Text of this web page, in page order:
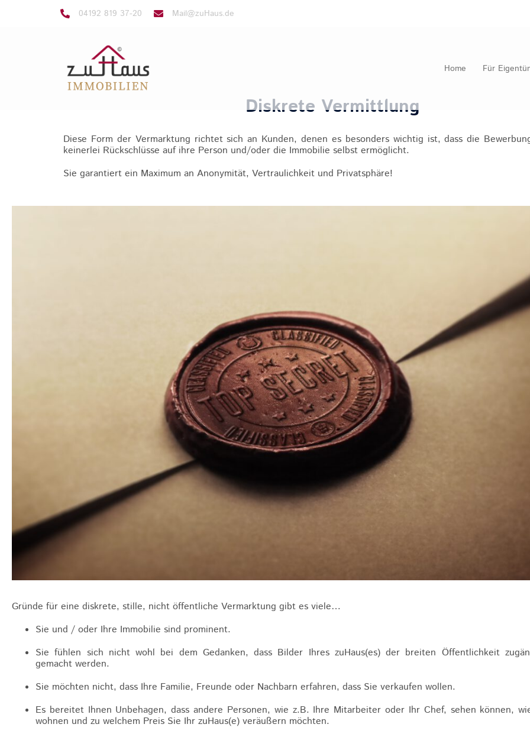
04192 819 37-20 Mail@zuHaus.de
Home Für
Diskrete Vermittlung
Diese Form der Vermarktung richtet sich an Kunden, denen es besonders wichtig ist, dass die
keinerlei Rückschlüsse auf ihre Person und/oder die Immobilie selbst ermöglicht.
Sie garantiert ein Maximum an Anonymität, Vertraulichkeit und Privatsphäre!
Gründe für eine diskrete, stille, nicht öffentliche Vermarktung gibt es viele…
Sie und / oder Ihre Immobilie sind prominent.
Sie fühlen sich nicht wohl bei dem Gedanken, dass Bilder Ihres zuHaus(es) der breiten Öffentlichkeit
gemacht werden.
Sie möchten nicht, dass Ihre Familie, Freunde oder Nachbarn erfahren, dass Sie verkaufen wollen.
Es bereitet Ihnen Unbehagen, dass andere Personen, wie z.B. Ihre Mitarbeiter oder Ihr Chef, sehen können,
wohnen und zu welchem Preis Sie Ihr zuHaus(e) veräußern möchten.